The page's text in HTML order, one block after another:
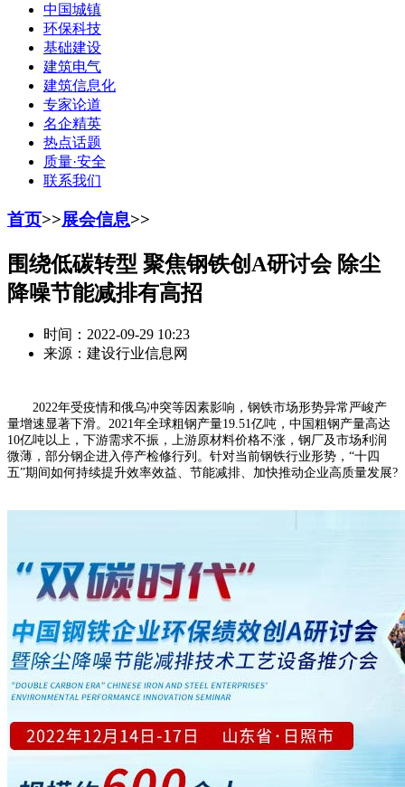
中国城镇
环保科技
基础建设
建筑电气
建筑信息化
专家论道
名企精英
热点话题
质量·安全
联系我们
首页>>展会信息>>
围绕低碳转型 聚焦钢铁创A研讨会 除尘
降噪节能减排有高招
时间：2022-09-29 10:23
来源：建设行业信息网
2022年受疫情和俄乌冲突等因素影响，钢铁市场形势异常严峻产
量增速显著下滑。2021年全球粗钢产量19.51亿吨，中国粗钢产量高达
10亿吨以上，下游需求不振，上游原材料价格不涨，钢厂及市场利润
微薄，部分钢企进入停产检修行列。针对当前钢铁行业形势，“十四
五”期间如何持续提升效率效益、节能减排、加快推动企业高质量发展?